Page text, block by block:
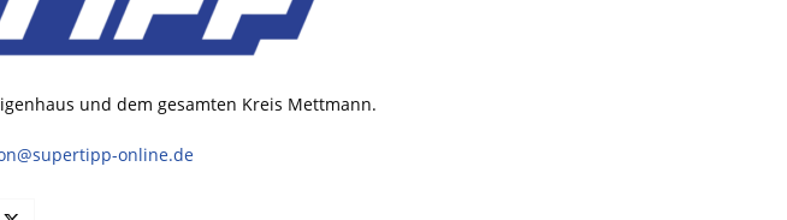
und dem gesamten Kreis Mettmann.
online.de